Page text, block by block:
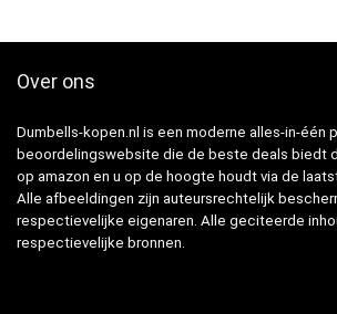
Over ons
Dumbells-kopen.nl is een moderne alles-in-één
beoordelingswebsite die de beste deals biedt
op amazon en u op de hoogte houdt via de
Alle afbeeldingen zijn auteursrechtelijk
respectievelijke eigenaren. Alle geciteerde
respectievelijke bronnen.